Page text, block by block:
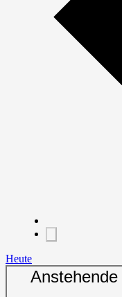
Heute
Anstehende